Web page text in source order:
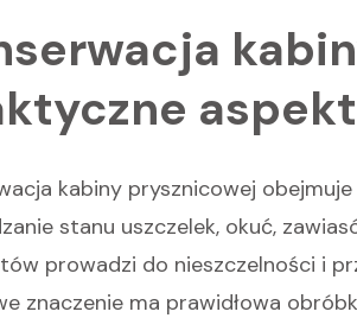
kabiny prysznicowej
stanu uszczelek, okuć,
prowadzi do nieszczelności i
znaczenie ma prawidłowa